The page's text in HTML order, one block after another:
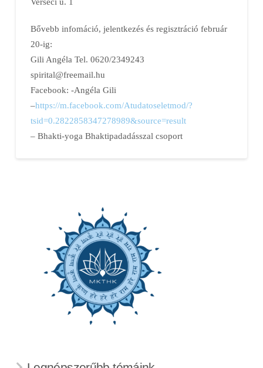
Bővebb infomáció, jelentkezés és regisztráció február
20-ig:
Gili Angéla Tel. 0620/2349243
spirital@freemail.hu
Facebook: -Angéla Gili
–https://m.facebook.com/Atudatoseletmod/?
tsid=0.2822858347278989&source=result
– Bhakti-yoga Bhaktipadadásszal csoport